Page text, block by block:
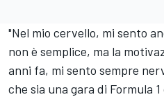
"Nel mio cervello, mi sento
non è semplice, ma la
anni fa, mi sento sempre
che sia una gara di Formula